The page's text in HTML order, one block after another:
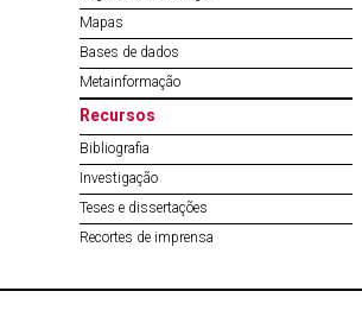
Mapas
Bases de dados
Metainformação
Recursos
Bibliografia
Investigação
Teses e dissertações
Recortes de imprensa